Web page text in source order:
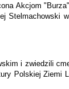
Akcjom
i zwiedzili
Polskiej Ziemi